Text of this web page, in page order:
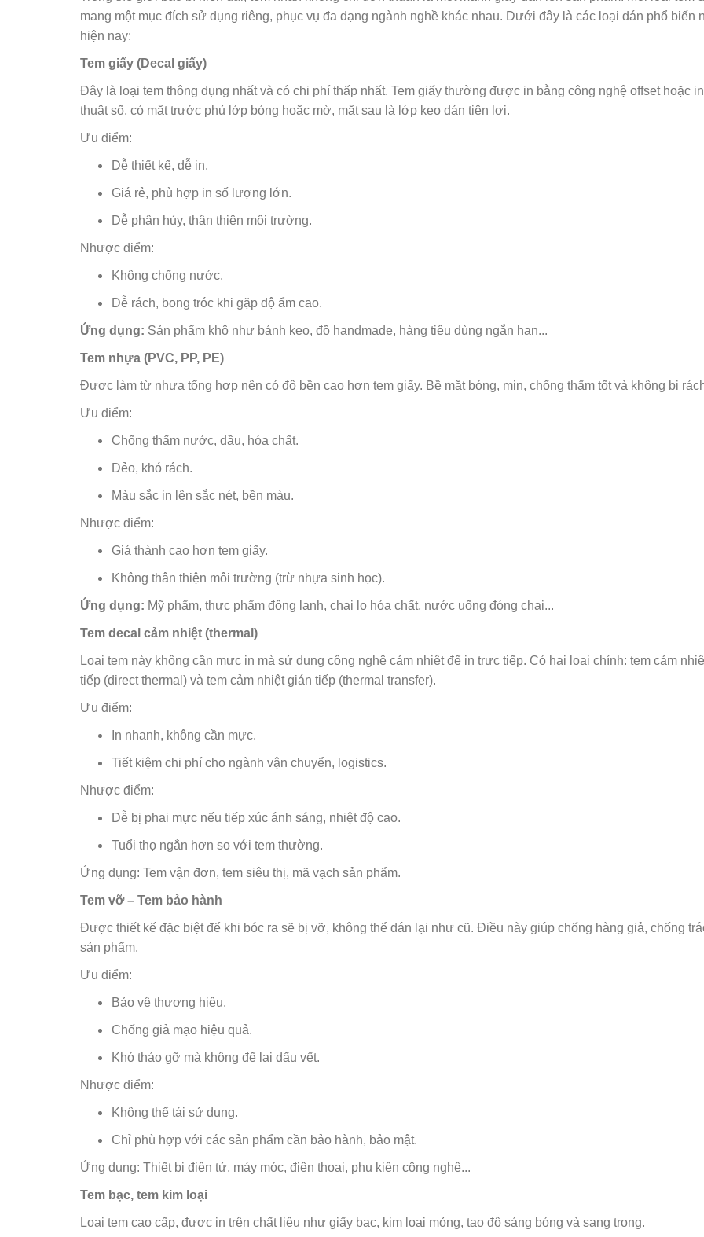
mang một mục đích sử dụng riêng, phục vụ đa dạng ngành nghề khác nhau. Dưới đây là các loại dán phổ biến
hiện nay:
Tem giấy (Decal giấy)
Đây là loại tem thông dụng nhất và có chi phí thấp nhất. Tem giấy thường được in bằng công nghệ offset hoặc
thuật số, có mặt trước phủ lớp bóng hoặc mờ, mặt sau là lớp keo dán tiện lợi.
Ưu điểm:
Dễ thiết kế, dễ in.
Giá rẻ, phù hợp in số lượng lớn.
Dễ phân hủy, thân thiện môi trường.
Nhược điểm:
Không chống nước.
Dễ rách, bong tróc khi gặp độ ẩm cao.
Ứng dụng: Sản phẩm khô như bánh kẹo, đồ handmade, hàng tiêu dùng ngắn hạn...
Tem nhựa (PVC, PP, PE)
Được làm từ nhựa tổng hợp nên có độ bền cao hơn tem giấy. Bề mặt bóng, mịn, chống thấm tốt và không bị
Ưu điểm:
Chống thấm nước, dầu, hóa chất.
Dẻo, khó rách.
Màu sắc in lên sắc nét, bền màu.
Nhược điểm:
Giá thành cao hơn tem giấy.
Không thân thiện môi trường (trừ nhựa sinh học).
Ứng dụng: Mỹ phẩm, thực phẩm đông lạnh, chai lọ hóa chất, nước uống đóng chai...
Tem decal cảm nhiệt (thermal)
Loại tem này không cần mực in mà sử dụng công nghệ cảm nhiệt để in trực tiếp. Có hai loại chính: tem cảm
tiếp (direct thermal) và tem cảm nhiệt gián tiếp (thermal transfer).
Ưu điểm:
In nhanh, không cần mực.
Tiết kiệm chi phí cho ngành vận chuyển, logistics.
Nhược điểm:
Dễ bị phai mực nếu tiếp xúc ánh sáng, nhiệt độ cao.
Tuổi thọ ngắn hơn so với tem thường.
Ứng dụng: Tem vận đơn, tem siêu thị, mã vạch sản phẩm.
Tem vỡ – Tem bảo hành
Được thiết kế đặc biệt để khi bóc ra sẽ bị vỡ, không thể dán lại như cũ. Điều này giúp chống hàng giả, chống
sản phẩm.
Ưu điểm:
Bảo vệ thương hiệu.
Chống giả mạo hiệu quả.
Khó tháo gỡ mà không để lại dấu vết.
Nhược điểm:
Không thể tái sử dụng.
Chỉ phù hợp với các sản phẩm cần bảo hành, bảo mật.
Ứng dụng: Thiết bị điện tử, máy móc, điện thoại, phụ kiện công nghệ...
Tem bạc, tem kim loại
Loại tem cao cấp, được in trên chất liệu như giấy bạc, kim loại mỏng, tạo độ sáng bóng và sang trọng.